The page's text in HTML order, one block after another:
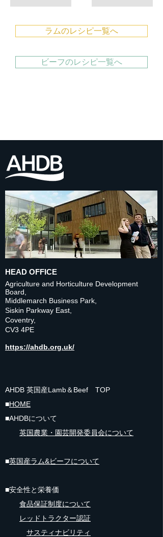
ラムのレシピ一覧へ
ビーフのレシピ一覧へ
HEAD OFFICE
Agriculture and Horticulture Development
Board,
Middlemarch Business Park,
Siskin Parkway East,
Coventry,
CV3 4PE
https://ahdb.org.uk/
AHDB 英国産Lamb＆Beef TOP
■HOME
■AHDBについて
英国農業・園芸開発委員会について
■英国産ラム&ビーフについて
■安全性と栄養価
食品保証制度​について
レッドトラクター認証
サスティナビリティ